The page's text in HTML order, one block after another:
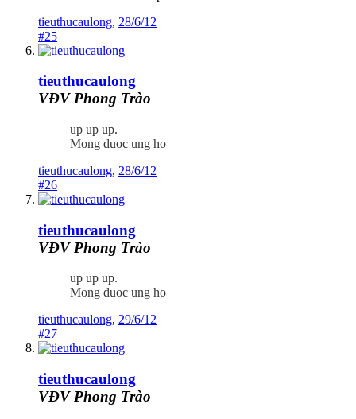
tieuthucaulong, 28/6/12
#25
tieuthucaulong
VĐV Phong Trào
up up up.
Mong duoc ung ho
tieuthucaulong, 28/6/12
#26
tieuthucaulong
VĐV Phong Trào
up up up.
Mong duoc ung ho
tieuthucaulong, 29/6/12
#27
tieuthucaulong
VĐV Phong Trào